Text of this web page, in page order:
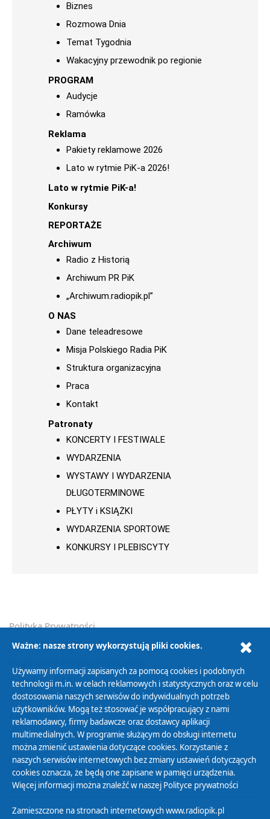
Biznes
Rozmowa Dnia
Temat Tygodnia
Wakacyjny przewodnik po regionie
PROGRAM
Audycje
Ramówka
Reklama
Pakiety reklamowe 2026
Lato w rytmie PiK-a 2026!
Lato w rytmie PiK-a!
Konkursy
REPORTAŻE
Archiwum
Radio z Historią
Archiwum PR PiK
„Archiwum.radiopik.pl”
O NAS
Dane teleadresowe
Misja Polskiego Radia PiK
Struktura organizacyjna
Praca
Kontakt
Patronaty
KONCERTY I FESTIWALE
WYDARZENIA
WYSTAWY I WYDARZENIA
DŁUGOTERMINOWE
PŁYTY i KSIĄŻKI
WYDARZENIA SPORTOWE
KONKURSY I PLEBISCYTY
Polityka Prywatności
Zasady korzystania z Serwisu
Cyfryzacja DAB+
Polityka ochrony danych osobowych
Abonament
Zamówienia publiczne
Biuletyn Informacji Publicznej
Ważne: nasze strony wykorzystują pliki cookies.
Używamy informacji zapisanych za pomocą cookies i podobnych
technologii m.in. w celach reklamowych i statystycznych oraz w celu
dostosowania naszych serwisów do indywidualnych potrzeb
użytkowników. Mogą też stosować je współpracujący z nami
reklamodawcy, firmy badawcze oraz dostawcy aplikacji
multimedialnych. W programie służącym do obsługi internetu
można zmienić ustawienia dotyczące cookies. Korzystanie z
naszych serwisów internetowych bez zmiany ustawień dotyczących
cookies oznacza, że będą one zapisane w pamięci urządzenia.
Więcej informacji można znaleźć w naszej Polityce prywatności
Zamieszczone na stronach internetowych www.radiopik.pl